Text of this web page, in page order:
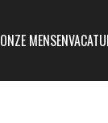
ONZE MENSEN